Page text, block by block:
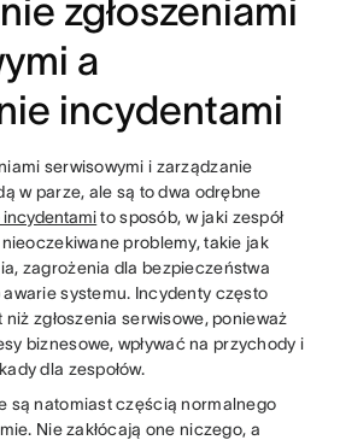
zgłoszeniami
a
incydentami
serwisowymi i zarządzanie
w parze, ale są to dwa odrębne
to sposób, w jaki zespół
problemy, takie jak
zagrożenia dla bezpieczeństwa
systemu. Incydenty często
zgłoszenia serwisowe, ponieważ
biznesowe, wpływać na przychody i
dla zespołów.
są natomiast częścią normalnego
Nie zakłócają one niczego, a